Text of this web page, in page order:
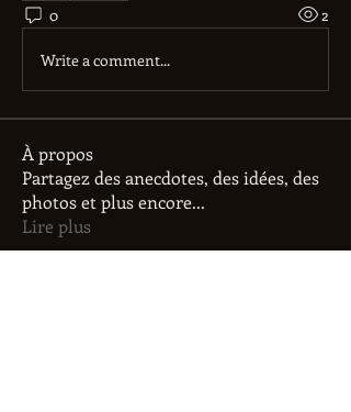
0 2
Write a comment...
À propos
Partagez des anecdotes, des idées, des
photos et plus encore...
Lire plus